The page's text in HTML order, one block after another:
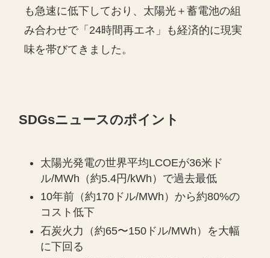
も急速に低下しており、太陽光＋蓄電池の組
み合わせで「24時間再エネ」も経済的に現実
味を帯びてきました。
SDGsニュースのポイント
太陽光発電の世界平均LCOEが36米ド
ル/MWh（約5.4円/kWh）で過去最低
10年前（約170ドル/MWh）から約80%の
コスト低下
石炭火力（約65〜150ドル/MWh）を大幅
に下回る